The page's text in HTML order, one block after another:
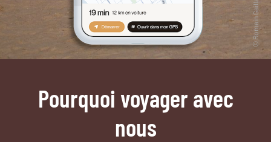
Pourquoi voyager avec
nous